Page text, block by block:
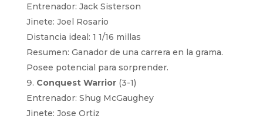
Entrenador: Jack Sisterson
Jinete: Joel Rosario
Distancia ideal: 1 1/16 millas
Resumen: Ganador de una carrera en la grama.
Posee potencial para sorprender.
Conquest Warrior(3-1)
Entrenador: Shug McGaughey
Jinete: Jose Ortiz